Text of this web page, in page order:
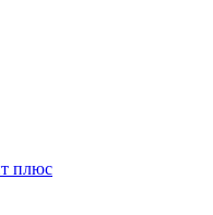
плюс